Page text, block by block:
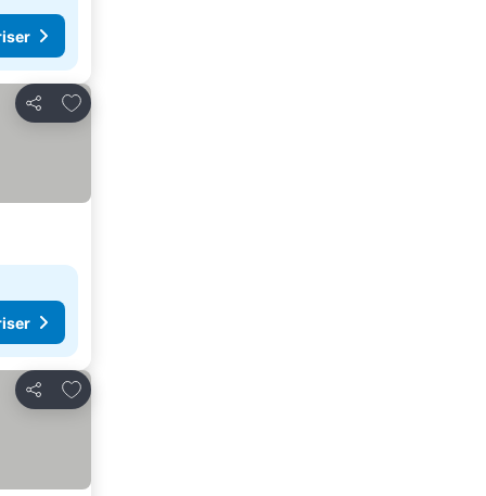
Del
Legg til i favoritter
Del
Legg til i favoritter